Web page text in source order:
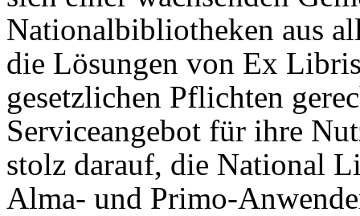
Nationalbibliotheken aus
die Lösungen von Ex
gesetzlichen Pflichten
Serviceangebot für ihre
stolz darauf, die National
Alma- und Primo-